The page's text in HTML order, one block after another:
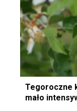
Tegoroczne
mało